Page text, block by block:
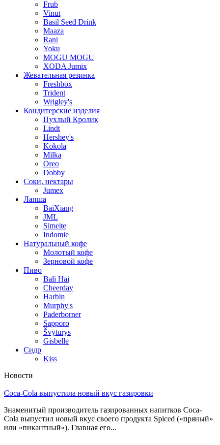
Frub
Vinut
Basil Seed Drink
Maaza
Rani
Yoku
MOGU MOGU
XODA Jumix
Жевательная резинка
Freshbox
Trident
Wrigley's
Кондитерские изделия
Пухлый Кролик
Lindt
Hershey's
Kokola
Milka
Oreo
Dobby
Соки, нектары
Jumex
Лапша
BaiXiang
JML
Simeite
Indomie
Натуральный кофе
Молотый кофе
Зерновой кофе
Пиво
Bali Hai
Cheerday
Harbin
Murphy's
Paderborner
Sapporo
Švyturys
Gisbelle
Сидр
Kiss
Новости
Coca-Cola выпустила новый вкус газировки
Знаменитый производитель газированных напитков Coca-
Cola выпустил новый вкус своего продукта Spiced («пряный»
или «пикантный»). Главная его...